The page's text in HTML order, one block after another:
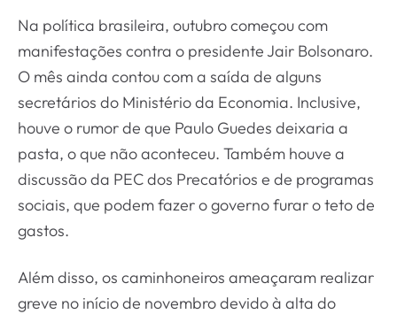
Na política brasileira, outubro começou com
manifestações contra o presidente Jair Bolsonaro.
O mês ainda contou com a saída de alguns
secretários do Ministério da Economia. Inclusive,
houve o rumor de que Paulo Guedes deixaria a
pasta, o que não aconteceu. Também houve a
discussão da PEC dos Precatórios e de programas
sociais, que podem fazer o governo furar o teto de
gastos.
Além disso, os caminhoneiros ameaçaram realizar
greve no início de novembro devido à alta do